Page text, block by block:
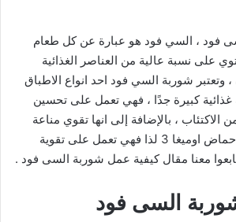
فود ، السي فود هو عبارة عن كل طعام
على نسبة عالية من العناصر الغذائية
وتعتبر شوربة السي فود احد انواع الاطباق
كبيرة جدًا ، فهي تعمل على تحسين
الاكتئاب ، بالإضافة إلى انها تقوي مناعة
الجسم وتمد الجسم بأحماض اوميغا 3 لذا فهي تعمل على تقوية
تابعوا معنا مقال كيفية عمل شوربة السى فود .
السى فود